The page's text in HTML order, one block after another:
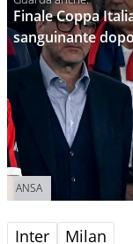
Finale Coppa
sanguinante
ANSA
Inter Milan